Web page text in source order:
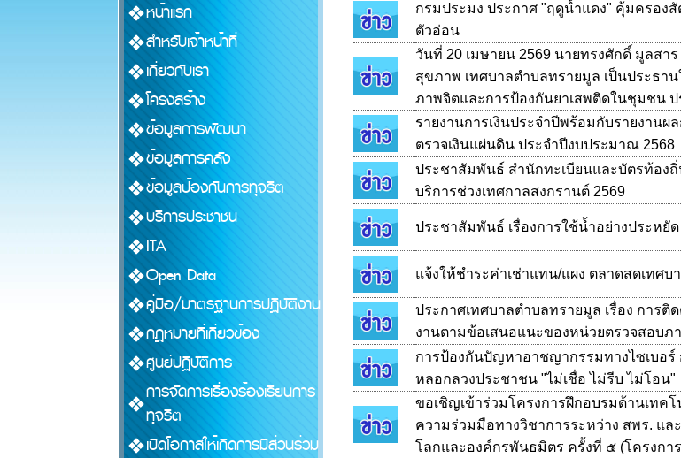
หน้าแรก
สำหรับเจ้าหน้าที่
เกี่ยวกับเรา
โครงสร้าง
ข้อมูลการพัฒนา
ข้อมูลการคลัง
ข้อมูลป้องกันการทุจริต
บริการประชาชน
ITA
Open Data
คู่มือ/มาตรฐานการปฏิบัติงาน
กฎหมายที่เกี่ยวข้อง
ศูนย์ปฏิบัติการ
การจัดการเรื่องร้องเรียนการ
ทุจริต
เปิดโอกาสให้เกิดการมีส่วนร่วม
กรมประมง ประกาศ "ฤดูน้ำแดง" คุ้มครองสั
ตัวอ่อน
วันที่ 20 เมษายน 2569 นายทรงศักดิ์ มูลส
สุขภาพ เทศบาลตำบลทรายมูล เป็นประธา
ภาพจิตและการป้องกันยาเสพติดในชุมชน
รายงานการเงินประจำปีพร้อมกับรายงานผ
ตรวจเงินแผ่นดิน ประจำปีงบประมาณ 2568
ประชาสัมพันธ์ สำนักทะเบียนและบัตรท้อง
บริการช่วงเทศกาลสงกรานต์ 2569
ประชาสัมพันธ์ เรื่องการใช้น้ำอย่างประหยัด
แจ้งให้ชำระค่าเช่าแทน/แผง ตลาดสดเทศบ
ประกาศเทศบาลตำบลทรายมูล เรื่อง การติ
งานตามข้อเสนอแนะของหน่วยตรวจสอบภ
การป้องกันปัญหาอาชญากรรมทางไซเบอ
หลอกลวงประชาชน "ไม่เชื่อ ไม่รีบ ไม่โอน"
ขอเชิญเข้าร่วมโครงการฝึกอบรมด้านเทค
ความร่วมมือทางวิชาการระหว่าง สพร. แ
โลกและองค์กรพันธมิตร ครั้งที่ ๕ (โครงการ